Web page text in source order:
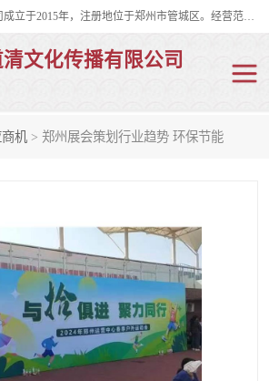
郑州道清文化传播有限公司成立于2015年，注册地位于郑州市管城区。经营范围包括会议及展览服务、庆典礼仪策划、企业形象策划、企业管理咨询、计算机图文设计、制作等。主要产品服务有：舞台桁架搭建，背景板搭建，灯光音响，雷亚舞台搭建、龙门架搭建、会议桌椅租赁、灯光音响租赁、空飘出租、气柱拱门租赁、喷绘写真制作、kt板制作。
文化传播有限公司
机 > 郑州展会策划行业趋势 环保节能
truss架出租
场地布置
雷亚舞台搭建